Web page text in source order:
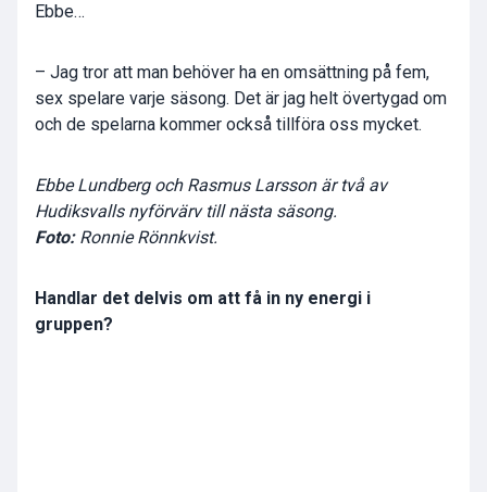
Ebbe…
– Jag tror att man behöver ha en omsättning på fem,
sex spelare varje säsong. Det är jag helt övertygad om
och de spelarna kommer också tillföra oss mycket.
Ebbe Lundberg och Rasmus Larsson är två av
Hudiksvalls nyförvärv till nästa säsong.
Foto: Ronnie Rönnkvist.
Handlar det delvis om att få in ny energi i
gruppen?